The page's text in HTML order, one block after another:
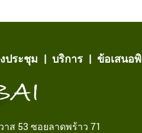
ประชุม | บริการ | ข้อเสนอ
ส 53 ซอยลาดพร้าว 71